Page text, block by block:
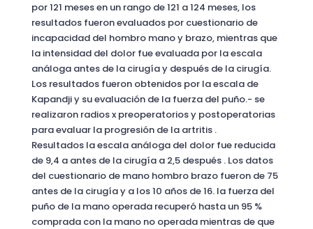
por 121 meses en un rango de 121 a 124 meses, los
resultados fueron evaluados por cuestionario de
incapacidad del hombro mano y brazo, mientras que
la intensidad del dolor fue evaluada por la escala
análoga antes de la cirugía y después de la cirugía.
Los resultados fueron obtenidos por la escala de
Kapandji y su evaluación de la fuerza del puño.- se
realizaron radios x preoperatorios y postoperatorias
para evaluar la progresión de la artritis .
Resultados la escala análoga del dolor fue reducida
de 9,4 a antes de la cirugía a 2,5 después . Los datos
del cuestionario de mano hombro brazo fueron de 75
antes de la cirugía y a los 10 años de 16. la fuerza del
puño de la mano operada recuperó hasta un 95 %
comprada con la mano no operada mientras de que